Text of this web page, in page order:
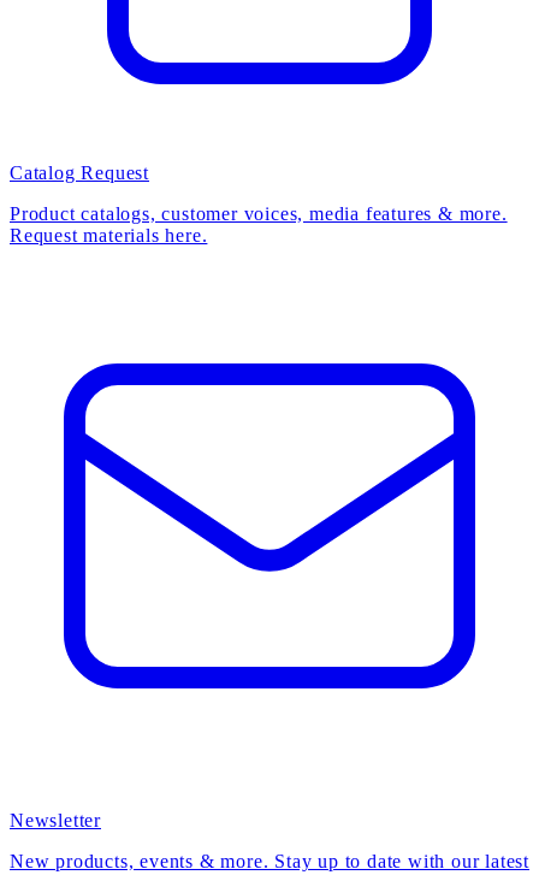
Catalog Request
Product catalogs, customer voices, media features & more.
Request materials here.
Newsletter
New products, events & more. Stay up to date with our latest